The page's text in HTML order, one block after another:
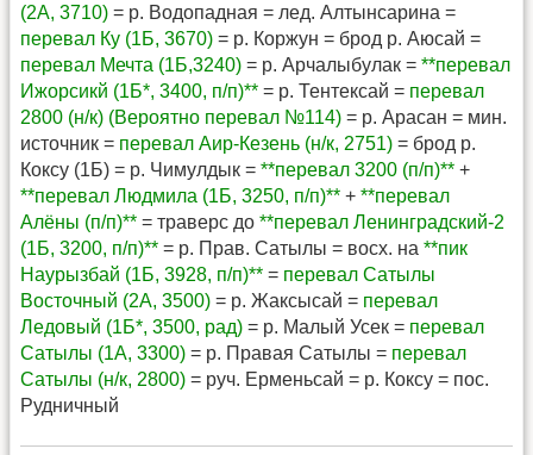
(2А, 3710) = р. Водопадная = лед. Алтынсарина =
перевал Ку (1Б, 3670) = р. Коржун = брод р. Аюсай =
перевал Мечта (1Б,3240) = р. Арчалыбулак = **перевал
Ижорсикй (1Б*, 3400, п/п)** = р. Тентексай = перевал
2800 (н/к) (Вероятно перевал №114) = р. Арасан = мин.
источник = перевал Аир-Кезень (н/к, 2751) = брод р.
Коксу (1Б) = р. Чимулдык = **перевал 3200 (п/п)** +
**перевал Людмила (1Б, 3250, п/п)** + **перевал
Алёны (п/п)** = траверс до **перевал Ленинградский-2
(1Б, 3200, п/п)** = р. Прав. Сатылы = восх. на **пик
Наурызбай (1Б, 3928, п/п)** = перевал Сатылы
Восточный (2А, 3500) = р. Жаксысай = перевал
Ледовый (1Б*, 3500, рад) = р. Малый Усек = перевал
Сатылы (1А, 3300) = р. Правая Сатылы = перевал
Сатылы (н/к, 2800) = руч. Ерменьсай = р. Коксу = пос.
Рудничный